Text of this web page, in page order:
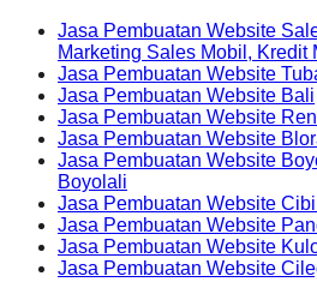
Jasa Pembuatan Website
Marketing Sales Mobil, Kredit
Jasa Pembuatan Website
Jasa Pembuatan Website Bali
Jasa Pembuatan Website
Jasa Pembuatan Website
Jasa Pembuatan Website
Boyolali
Jasa Pembuatan Website
Jasa Pembuatan Website
Jasa Pembuatan Website
Jasa Pembuatan Website